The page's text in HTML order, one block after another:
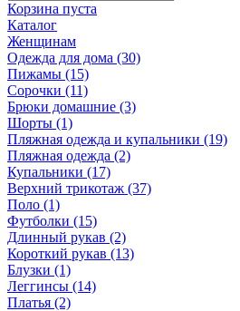
Корзина пуста
Каталог
Женщинам
Одежда для дома (30)
Пижамы (15)
Сорочки (11)
Брюки домашние (3)
Шорты (1)
Пляжная одежда и купальники (19)
Пляжная одежда (2)
Купальники (17)
Верхний трикотаж (37)
Поло (1)
Футболки (15)
Длинный рукав (2)
Короткий рукав (13)
Блузки (1)
Леггинсы (14)
Платья (2)